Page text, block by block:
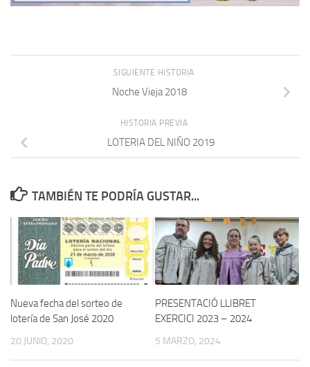
SIGUIENTE HISTORIA
Noche Vieja 2018
HISTORIA PREVIA
LOTERIA DEL NIÑO 2019
TAMBIÉN TE PODRÍA GUSTAR...
Nueva fecha del sorteo de
lotería de San José 2020
20 JUNIO, 2020
PRESENTACIÓ LLIBRET
EXERCICI 2023 – 2024
5 MARZO, 2024